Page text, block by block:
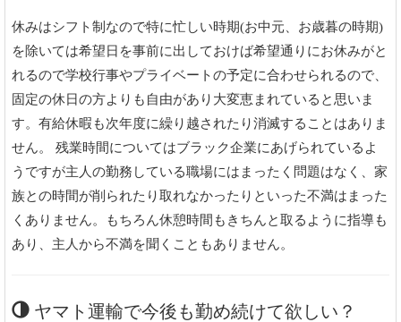
休みはシフト制なので特に忙しい時期(お中元、お歳暮の時期)
を除いては希望日を事前に出しておけば希望通りにお休みがと
れるので学校行事やプライベートの予定に合わせられるので、
固定の休日の方よりも自由があり大変恵まれていると思いま
す。有給休暇も次年度に繰り越されたり消滅することはありま
せん。 残業時間についてはブラック企業にあげられているよ
うですが主人の勤務している職場にはまったく問題はなく、家
族との時間が削られたり取れなかったりといった不満はまった
くありません。もちろん休憩時間もきちんと取るように指導も
あり、主人から不満を聞くこともありません。
ヤマト運輸で今後も勤め続けて欲しい？